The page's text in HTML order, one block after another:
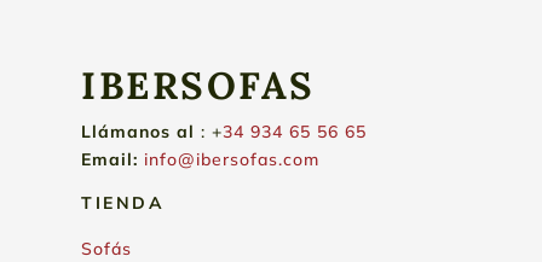
IBERSOFAS
Llámanos al : +34 934 65 56 65
Email: info@ibersofas.com
TIENDA
Sofás